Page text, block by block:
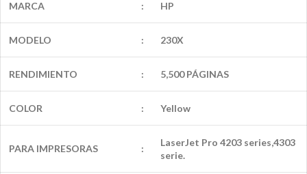
MARCA : HP
MODELO : 230X
RENDIMIENTO : 5,500 PÁGINAS
COLOR : Yellow
PARA IMPRESORAS :
LaserJet Pro 4203 series,4303
serie.